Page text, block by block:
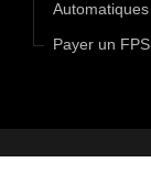
Automatiques
Payer un FPS